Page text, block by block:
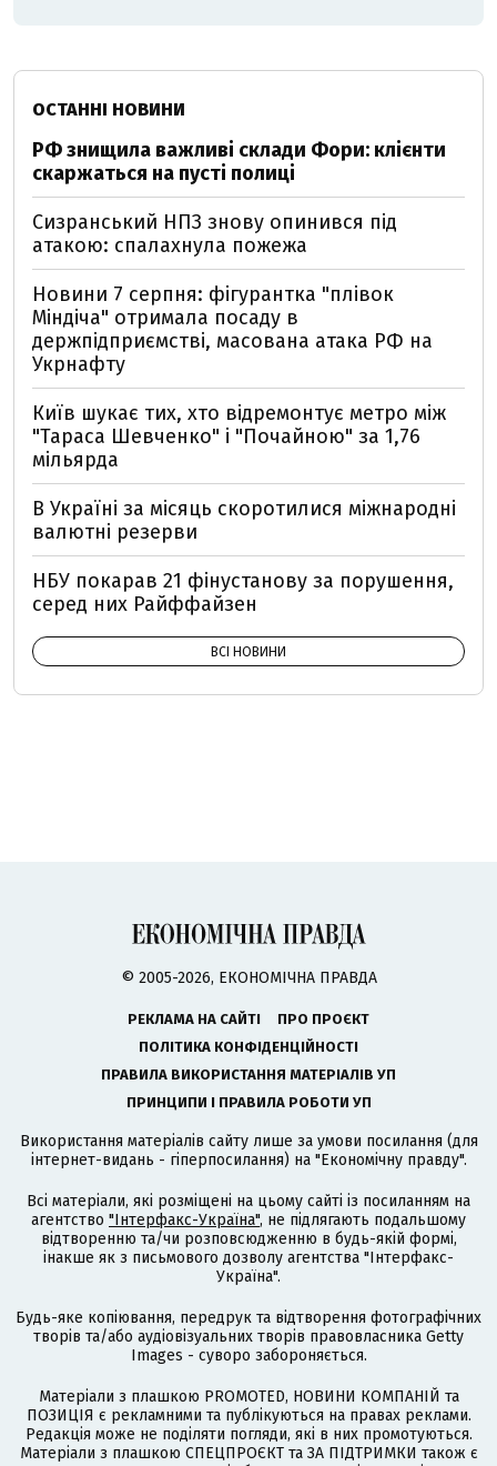
ОСТАННІ НОВИНИ
РФ знищила важливі склади Фори: клієнти
скаржаться на пусті полиці
Сизранський НПЗ знову опинився під
атакою: спалахнула пожежа
Новини 7 серпня: фігурантка "плівок
Міндіча" отримала посаду в
держпідприємстві, масована атака РФ на
Укрнафту
Київ шукає тих, хто відремонтує метро між
"Тараса Шевченко" і "Почайною" за 1,76
мільярда
В Україні за місяць скоротилися міжнародні
валютні резерви
НБУ покарав 21 фінустанову за порушення,
серед них Райффайзен
ВСІ НОВИНИ
© 2005-2026, ЕКОНОМІЧНА ПРАВДА
РЕКЛАМА НА САЙТІ
ПРО ПРОЄКТ
ПОЛІТИКА КОНФІДЕНЦІЙНОСТІ
ПРАВИЛА ВИКОРИСТАННЯ МАТЕРІАЛІВ УП
ПРИНЦИПИ І ПРАВИЛА РОБОТИ УП
Використання матеріалів сайту лише за умови посилання (для
інтернет-видань - гіперпосилання) на "Економічну правду".
Всі матеріали, які розміщені на цьому сайті із посиланням на
агентство "Інтерфакс-Україна", не підлягають подальшому
відтворенню та/чи розповсюдженню в будь-якій формі,
інакше як з письмового дозволу агентства "Інтерфакс-
Україна".
Будь-яке копіювання, передрук та відтворення фотографічних
творів та/або аудіовізуальних творів правовласника Getty
Images - суворо забороняється.
Матеріали з плашкою PROMOTED, НОВИНИ КОМПАНІЙ та
ПОЗИЦІЯ є рекламними та публікуються на правах реклами.
Редакція може не поділяти погляди, які в них промотуються.
Матеріали з плашкою СПЕЦПРОЄКТ та ЗА ПІДТРИМКИ також є